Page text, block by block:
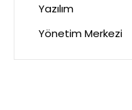
Yazılım
Yönetim Merkezi